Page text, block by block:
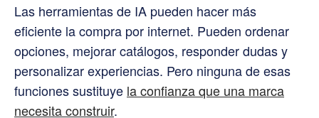
Las herramientas de IA pueden hacer más
eficiente la compra por internet. Pueden ordenar
opciones, mejorar catálogos, responder dudas y
personalizar experiencias. Pero ninguna de esas
funciones sustituye la confianza que una marca
necesita construir.